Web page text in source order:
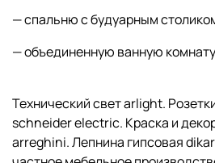
— спальню с будуарным
— объединенную ванную
Технический свет arlight.
schneider electric. Краска и
arreghini. Лепнина гипсовая